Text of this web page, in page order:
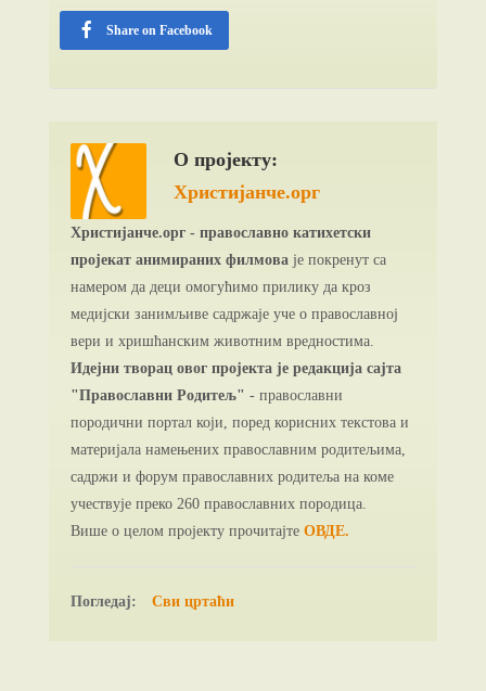
Share on Facebook
О пројекту:
Христијанче.орг
Христијанче.орг - православно катихетски
пројекат анимираних филмова је покренут са
намером да деци омогућимо прилику да кроз
медијски занимљиве садржаје уче о православној
вери и хришћанским животним вредностима.
Идејни творац овог пројекта је редакција сајта
"Православни Родитељ" - православни
породични портал који, поред корисних текстова и
материјала намењених православним родитељима,
садржи и форум православних родитеља на коме
учествује преко 260 православних породица.
Више о целом пројекту прочитајте ОВДЕ.
Погледај: Сви цртаћи